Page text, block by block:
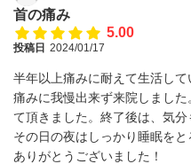
首の痛み
5.00
投稿日 2024/01/17
半年以上痛みに耐えて生活し
痛みに我慢出来ず来院しまし
て頂きました。終了後は、気分
その日の夜はしっかり睡眠を
ありがとうございました！